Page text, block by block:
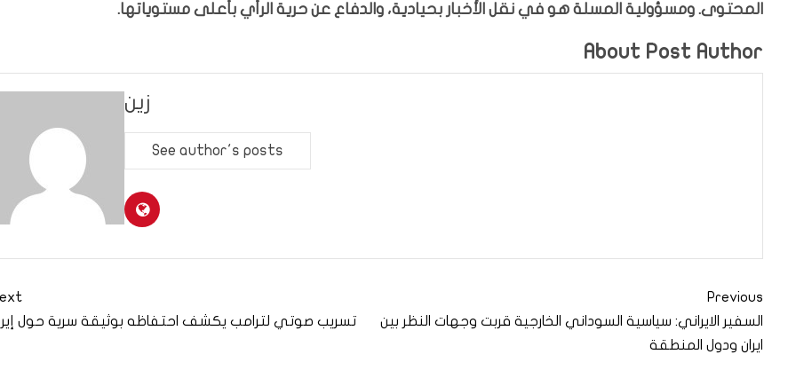
المحتوى. ومسؤولية المسلة هو في نقل الأخبار بحيادية، والدفاع عن حرية الرأي بأعلى مستوياتها.
About Post Author
زين
See author's posts
Previous
السفير الايراني: سياسية السوداني الخارجية قربت وجهات النظر بين
ايران ودول المنطقة
تسريب صوتي لترامب يكشف احتفاظه بوثيقة سرية حول